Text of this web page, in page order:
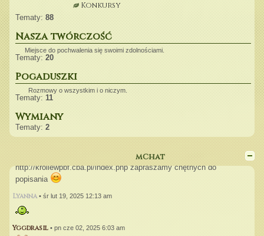
Konkursy
Tematy:88
Nasza twórczość
Miejsce do pochwalenia się swoimi zdolnościami.
Tematy:20
Pogaduszki
Rozmowy o wszystkim i o niczym.
Tematy:11
Wymiany
Tematy:2
mChat
Tib
W obecnym stanie forum to chyba z nikim xd
Neyaarii•śr lip 10, 2024 8:55 pm
A już myślałam, że coś się tu dzieje, meeh
Neyaarii• ndz lip 14, 2024 7:48 pm
Może by jakaś reaktywacja...
Ragir•sob sie 10, 2024 12:35 pm
http://krollewpbf.cba.pl/index.php zapraszamy chętnych do
popisania
Lyanna • śr lut 19, 2025 12:13 am
Yggdrasil • pn cze 02, 2025 6:03 am